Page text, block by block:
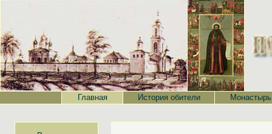
Главная История обители